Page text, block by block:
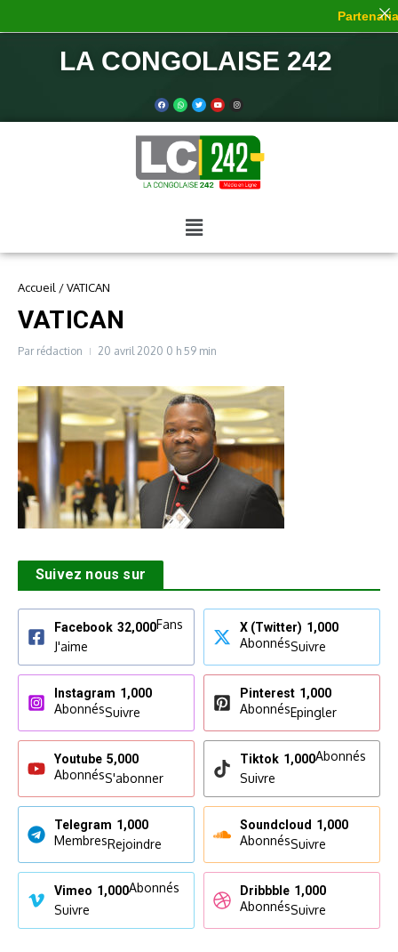
LA CONGOLAISE 242
Accueil /VATICAN
VATICAN
Par rédaction 20 avril 2020 0 h 59 min
Suivez nous sur
Facebook 32,000Fans
J'aime
X (Twitter) 1,000
AbonnésSuivre
Instagram 1,000
AbonnésSuivre
Pinterest 1,000
AbonnésEpingler
Youtube 5,000
AbonnésS'abonner
Tiktok 1,000Abonnés
Suivre
Telegram 1,000
MembresRejoindre
Soundcloud 1,000
AbonnésSuivre
Vimeo 1,000Abonnés
Suivre
Dribbble 1,000
AbonnésSuivre